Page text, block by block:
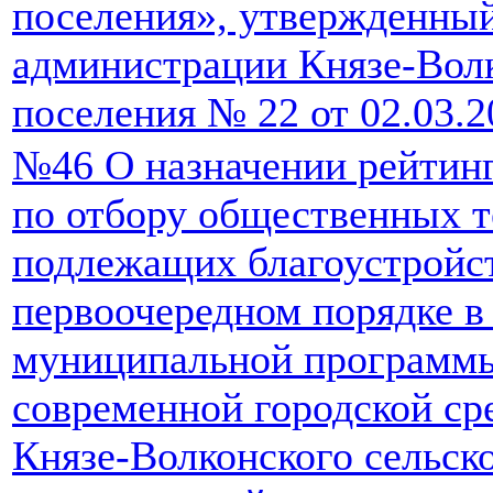
поселения»,
администрации Князе-
поселения № 22 от
№46 О назначении
по отбору общественных
подлежащих
первоочередном порядке
муниципальной
современной городской
Князе-Волконского